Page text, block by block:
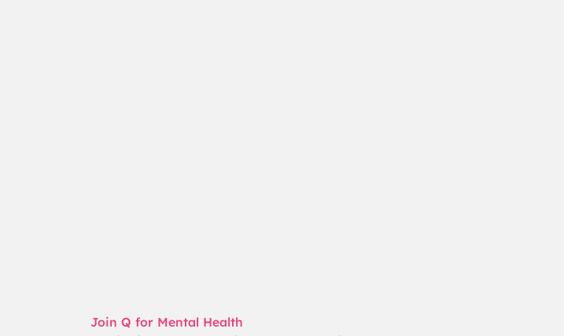
Join Q for Mental Health